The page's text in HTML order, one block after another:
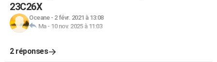
23C26X
Oceane- 2 févr. 2021 à 13:08
Ma- 10 nov. 2025 à 11:03
2 réponses